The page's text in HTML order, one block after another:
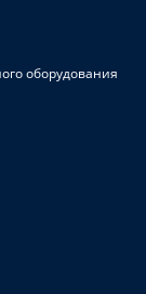
оборудования